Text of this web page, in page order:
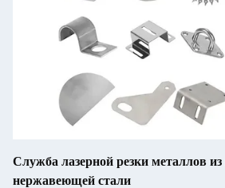
Служба лазерной резки металлов
нержавеющей стали